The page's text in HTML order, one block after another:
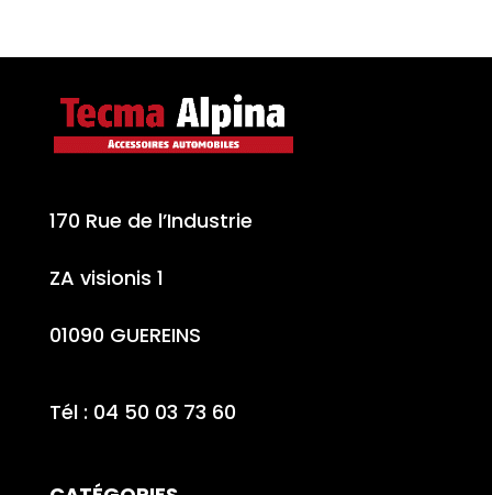
170 Rue de l’Industrie
ZA visionis 1
01090 GUEREINS
Tél : 04 50 03 73 60